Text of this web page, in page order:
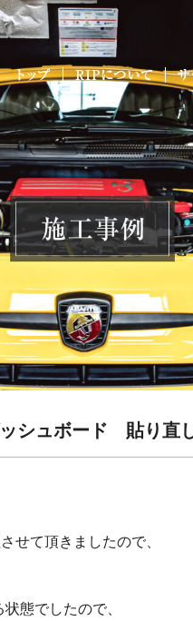
ュボード 貼り直
て頂きましたので、
態でしたので、